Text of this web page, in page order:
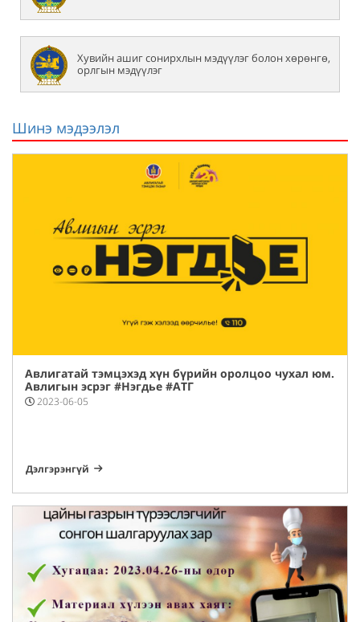
Хувийн ашиг сонирхлын мэдүүлэг болон хөрөнгө,
орлгын мэдүүлэг
Шинэ мэдээлэл
Авлигатай тэмцэхэд хүн бүрийн оролцоо чухал юм.
Авлигын эсрэг #Нэгдье #АТГ
#ҮгүйГэжХэлээдӨөрчилье
2023-06-05
Дэлгэрэнгүй